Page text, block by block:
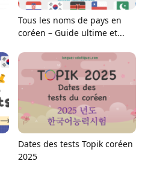
Tous les noms de pays en
coréen – Guide ultime et...
Dates des tests Topik coréen
2025